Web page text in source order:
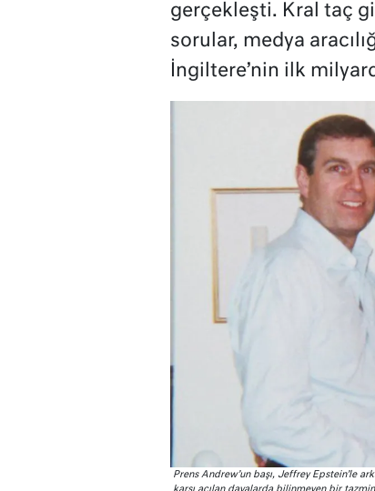
gerçekleşti. Kral taç
sorular, medya
İngiltere’nin ilk
Prens Andrew’un başı, Jeffrey Epstein’le
karşı açılan davalarda bilinmeyen bir